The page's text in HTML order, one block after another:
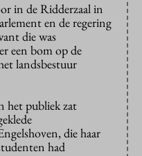
in de Ridderzaal in
en de regering
die was
een bom op de
landsbestuur
het publiek zat
die haar
had